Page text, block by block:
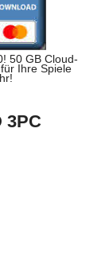
50 GB Cloud-
Ihre Spiele
3PC